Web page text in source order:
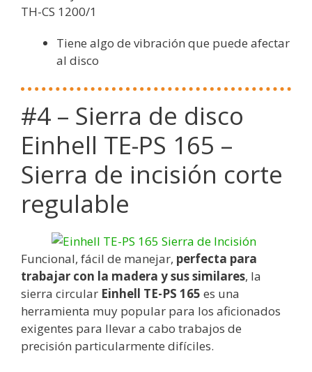
TH-CS 1200/1
Tiene algo de vibración que puede afectar
al disco
#4 – Sierra de disco
Einhell TE-PS 165 –
Sierra de incisión corte
regulable
Funcional, fácil de manejar, perfecta para
trabajar con la madera y sus similares, la
sierra circular Einhell TE-PS 165 es una
herramienta muy popular para los aficionados
exigentes para llevar a cabo trabajos de
precisión particularmente difíciles.